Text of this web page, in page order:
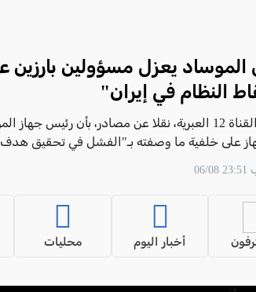
الموساد يعزل مسؤولين
النظام في إيران"
أفادت القناة 12 العبرية، نقلا عن مصادر، بأن
على خلفية ما وصفته بـ"الفشل في تحقيق هدف
أخبار اليوم محليات